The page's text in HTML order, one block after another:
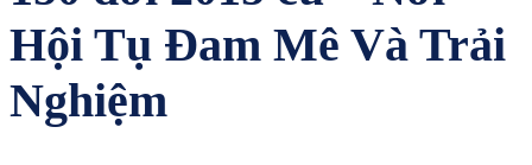
Hội Tụ Đam Mê Và Trải
Nghiệm